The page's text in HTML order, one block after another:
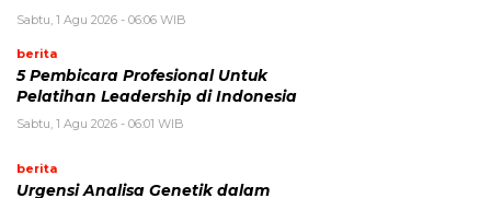
Sabtu, 1 Agu 2026 - 06:06 WIB
berita
5 Pembicara Profesional Untuk
Pelatihan Leadership di Indonesia
Sabtu, 1 Agu 2026 - 06:01 WIB
berita
Urgensi Analisa Genetik dalam